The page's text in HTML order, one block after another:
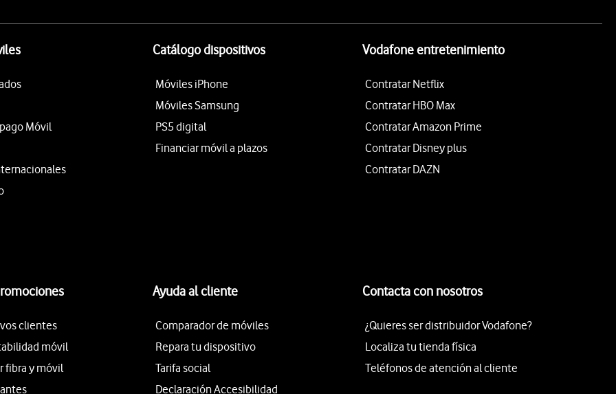
Móvil
Catálogo dispositivos
Móviles iPhone
Móviles Samsung
PS5 digital
Financiar móvil a plazos
Vodafone entretenimiento
Contratar Netflix
Contratar HBO Max
Contratar Amazon Prime
Contratar Disney plus
Contratar DAZN
clientes
móvil
fibra y móvil
Ayuda al cliente
Comparador de móviles
Repara tu dispositivo
Tarifa social
Declaración Accesibilidad
Contacta con nosotros
¿Quieres ser distribuidor Vodafone?
Localiza tu tienda física
Teléfonos de atención al cliente